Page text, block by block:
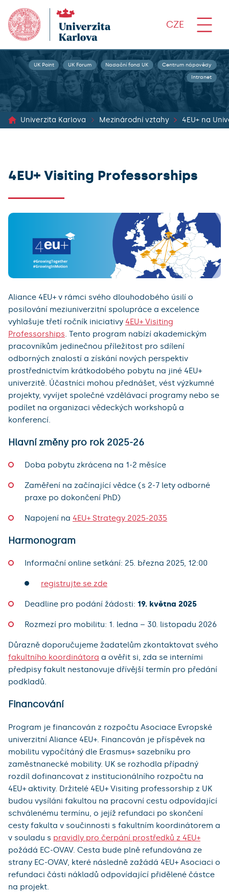
CZE
UK Point UK Forum Nadační fond UK Centrum nápovědy
Intranet
Univerzita Karlova Mezinárodní vztahy
4EU+ Visiting Professorships
Aliance 4EU+ v rámci svého dlouhodobého úsilí o
posilování meziuniverzitní spolupráce a excelence
vyhlašuje třetí ročník iniciativy 4EU+ Visiting
Professorships. Tento program nabízí akademickým
pracovníkům jedinečnou příležitost pro sdílení
odborných znalostí a získání nových perspektiv
prostřednictvím krátkodobého pobytu na jiné 4EU+
univerzitě. Účastníci mohou přednášet, vést výzkumné
projekty, vyvíjet společné vzdělávací programy nebo se
podílet na organizaci vědeckých workshopů a
konferencí.
Hlavní změny pro rok 2025-26
Doba pobytu zkrácena na 1-2 měsíce
Zaměření na začínající vědce (s 2-7 lety odborné
praxe po dokončení PhD)
Napojení na 4EU+ Strategy 2025-2035
Harmonogram
Informační online setkání: 25. března 2025, 12:00
registrujte se zde
Deadline pro podání žádosti: 19. května 2025
Rozmezí pro mobilitu: 1. ledna – 30. listopadu 2026
Důrazně doporučujeme žadatelům zkontaktovat svého
fakultního koordinátora a ověřit si, zda se interními
předpisy fakult nestanovuje dřívější termín pro předání
podkladů.
Financování
Program je financován z rozpočtu Asociace Evropské
univerzitní Aliance 4EU+. Financován je příspěvek na
mobilitu vypočítáný dle Erasmus+ sazebníku pro
zaměstnanecké mobility. UK se rozhodla případný
rozdíl dofinancovat z institucionálního rozpočtu na
4EU+ aktivity. Držitelé 4EU+ Visiting professorship z UK
budou vysíláni fakultou na pracovní cestu odpovídající
schválenému termínu, o jejíž refundaci po skončení
cesty fakulta v součinnosti s fakultním koordinátorem a
v souladu s pravidly pro čerpání prostředků z 4EU+
požádá EC-OVAV. Cesta bude plně refundována ze
strany EC-OVAV, které následně zažádá 4EU+ Asociaci o
refundaci části nákladů odpovídající přidělené částce
na projekt.